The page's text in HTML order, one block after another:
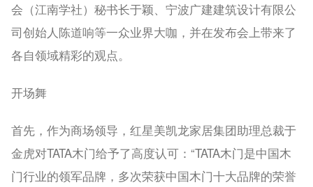
会（江南学社）秘书长于颖、宁波广建建筑设计有限公
司创始人陈道响等一众业界大咖，并在发布会上带来了
各自领域精彩的观点。
开场舞
首先，作为商场领导，红星美凯龙家居集团助理总裁于
金虎对TATA木门给予了高度认可：“TATA木门是中国木
门行业的领军品牌，多次荣获中国木门十大品牌的荣誉